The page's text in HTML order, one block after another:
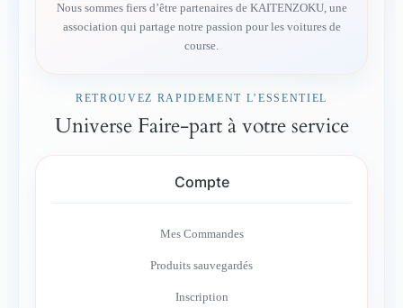
Nous sommes fiers d’être partenaires de KAITENZOKU, une
association qui partage notre passion pour les voitures de
course.
RETROUVEZ RAPIDEMENT L’ESSENTIEL
Universe Faire-part à votre service
Compte
Mes Commandes
Produits sauvegardés
Inscription